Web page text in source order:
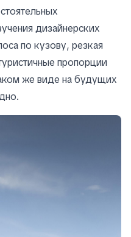
дизайнерских
по кузову, резкая
пропорции
же виде на будущих